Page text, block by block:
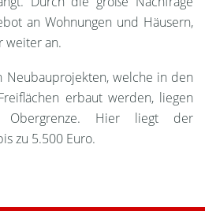
an Wohnungen und Häusern,
weiter an.
Neubauprojekten, welche in den
erbaut werden, liegen
Hier liegt der
zu 5.500 Euro.